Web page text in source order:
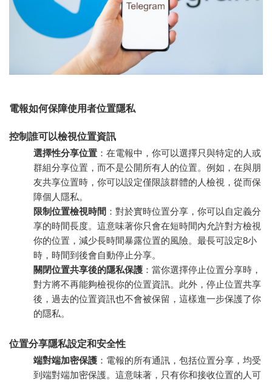
電報如何保障使用者位置隱私
控制誰可以檢視位置資訊
選擇性分享位置 ：在電報中，你可以選擇只與特定的人或
群組分享位置，而不是公開所有人的位置。例如，在與朋
友共享位置時，你可以設定僅限該群體的人檢視，從而保
障個人隱私。
限制位置檢視時間 ：對於實時位置分享，你可以自定義分
享的時間長度。這意味著你只會在短時間內允許對方檢視
你的位置，減少長時間暴露位置的風險。最長可設定8小
時，時間到後會自動停止分享。
關閉位置共享後的隱私保護 ：當你選擇停止位置分享時，
對方將不再能夠檢視你的位置資訊。此外，停止位置共享
後，過去的位置資訊也不會被保留，這樣進一步保護了你
的隱私。
位置分享隱私設定和安全性
端對端加密保護 ：電報的所有通訊，包括位置分享，均受
到端對端加密保護。這意味著，只有你和接收位置的人可